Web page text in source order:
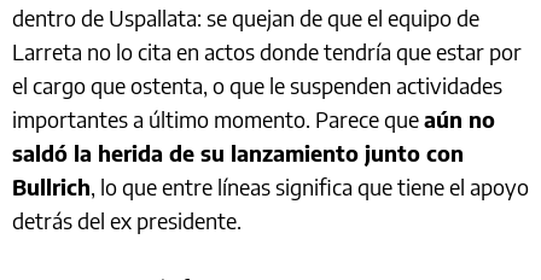
dentro de Uspallata: se quejan de que el equipo de
Larreta no lo cita en actos donde tendría que estar por
el cargo que ostenta, o que le suspenden actividades
importantes a último momento. Parece queaún no
saldó la herida de su lanzamiento junto con
Bullrich, lo que entre líneas significa que tiene el apoyo
detrás del ex presidente.